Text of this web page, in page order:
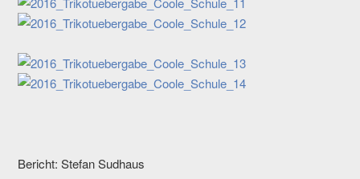
Bericht: Stefan Sudhaus